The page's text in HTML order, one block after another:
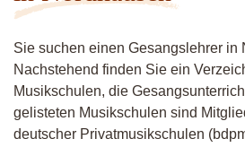
Sie suchen einen Gesangslehrer in
Nachstehend finden Sie ein
Musikschulen, die
gelisteten Musikschulen sind
deutscher Privatmusikschulen